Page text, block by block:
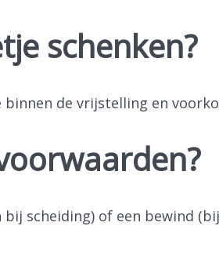
schenken?
de vrijstelling en
scheiding) of een bewind